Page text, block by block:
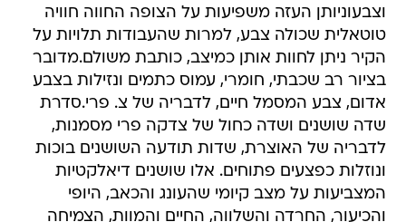
וצבעוניותן העזה משפיעות על הצופה החווה חוויה
טוטאלית שכולה צבע, למרות שהעבודות תלויות על
הקיר ניתן לחוות אותן כמיצב, כותבת משולם.מדובר
בציור רב שכבתי, חומרי, עמוס כתמים ונזילות בצבע
אדום, צבע המסמל חיים, לדבריה של צ. פרי.סדרת
שדה שושנים ושדה כחול של צדקה פרי מסמנות,
לדבריה של האוצרת, שדות תודעה השושנים בוכות
ונוזלות כפצעים פתוחים. אלו שושנים דיאלקטיות
המצביעות על מצב קיומי שהעונג והכאב, היופי
והכיעור, החרדה והשלווה, החיים והמוות, הצמיחה